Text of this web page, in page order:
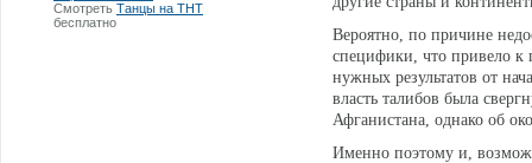
Смотреть Танцы на ТНТ
бесплатно
Вероятно, по причине
специфики, что привело к
нужных результатов от
власть талибов была
Афганистана, однако об
Именно поэтому и,